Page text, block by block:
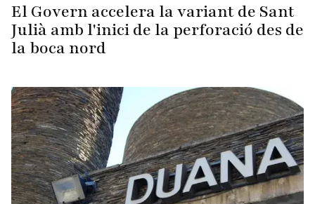
El Govern accelera la variant de Sant
Julià amb l'inici de la perforació des de
la boca nord